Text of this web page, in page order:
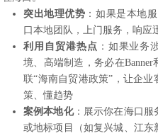
突出地理优势 ：如果是本地
口本地团队，上门服务，响应
利用自贸港热点 ：如果业务
境、高端制造，务必在Banner
联“海南自贸港政策”，让企业
策、懂趋势
案例本地化：展示你在海口服
或地标项目（如复兴城、江东